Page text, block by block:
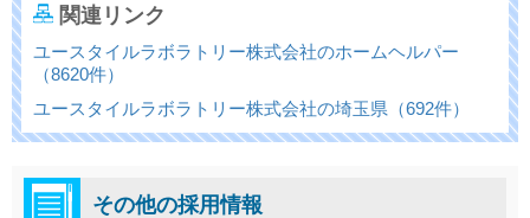
関連リンク
ユースタイルラボラトリー株式会社のホームヘルパー
（8620件）
ユースタイルラボラトリー株式会社の埼玉県（692件）
その他の採用情報